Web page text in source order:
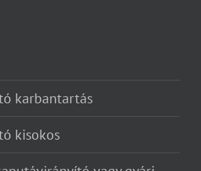
karbantartás
kisokos